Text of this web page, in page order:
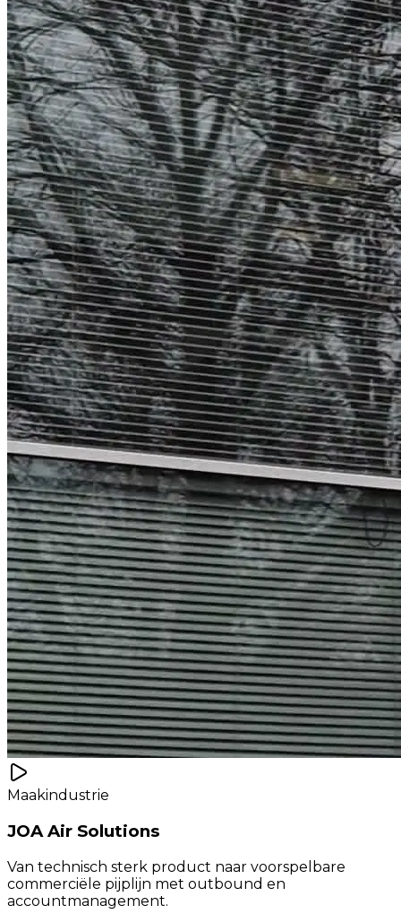
Maakindustrie
JOA Air Solutions
Van technisch sterk product naar voorspelbare
commerciële pijplijn met outbound en
accountmanagement.